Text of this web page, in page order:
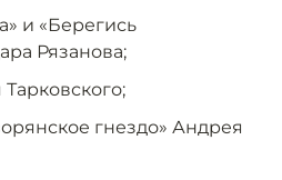
и «Берегись
Рязанова;
гнездо» Андрея